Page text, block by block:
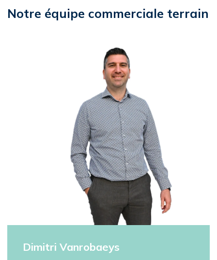
Notre équipe commerciale terrain
Dimitri Vanrobaeys